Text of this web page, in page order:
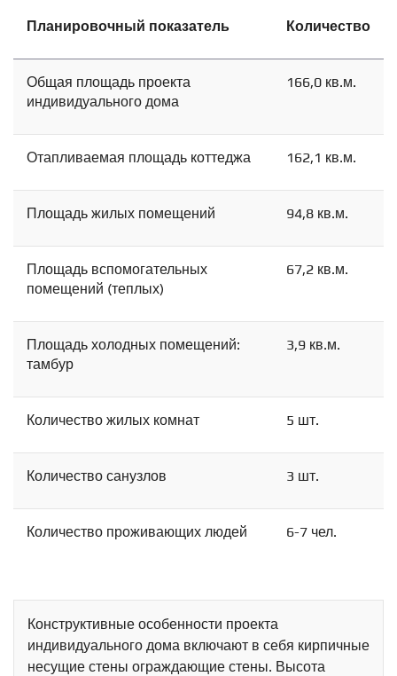
Планировочный показатель Количество
Общая площадь проекта
индивидуального дома
166,0 кв.м.
Отапливаемая площадь коттеджа 162,1 кв.м.
Площадь жилых помещений 94,8 кв.м.
Площадь вспомогательных
помещений (теплых)
67,2 кв.м.
Площадь холодных помещений:
тамбур
3,9 кв.м.
Количество жилых комнат 5 шт.
Количество санузлов 3 шт.
Количество проживающих людей 6-7 чел.
Конструктивные особенности проекта
индивидуального дома включают в себя кирпичные
несущие стены ограждающие стены. Высота